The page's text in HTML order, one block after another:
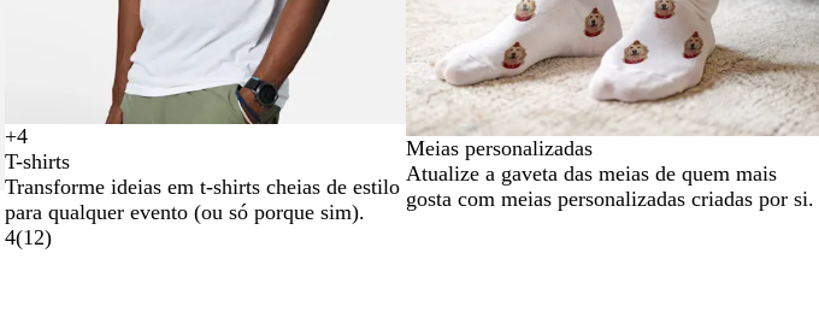
P
r
e
t
o
B
r
a
n
c
L
a
r
a
n
A
z
u
l
R
+4
T-shirts
Transforme ideias em t-shirts cheias de estilo
para qualquer evento (ou só porque sim).
4(12)
Meias personalizadas
Atualize a gaveta das meias de quem mais
gosta com meias personalizadas criadas por si.